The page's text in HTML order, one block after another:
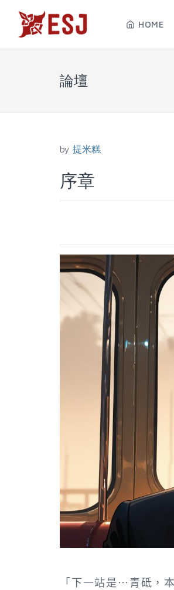
HOME
論壇
by 提米糕
序章
「下一站是…青砥，